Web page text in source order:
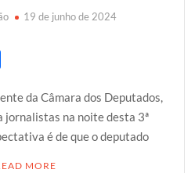
19 de junho de 2024
a
r
e
da Câmara dos Deputados,
jornalistas na noite desta 3ª
é de que o deputado
MORE